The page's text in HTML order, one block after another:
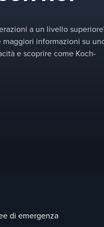
Le parti
a un livello
informazioni su
e scoprire come Koch-
di emergenza